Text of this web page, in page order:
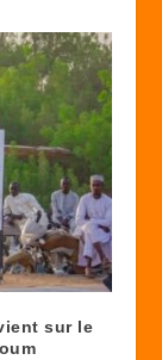
sur le